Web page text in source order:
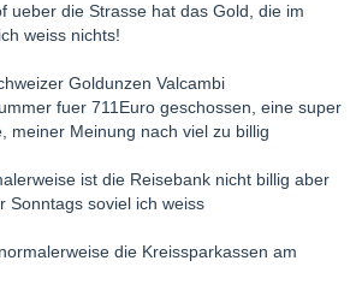
ueber die Strasse hat das Gold, die im
weiss nichts!
Goldunzen Valcambi
fuer 711Euro geschossen, eine super
meiner Meinung nach viel zu billig
ist die Reisebank nicht billig aber
Sonntags soviel ich weiss
die Kreissparkassen am